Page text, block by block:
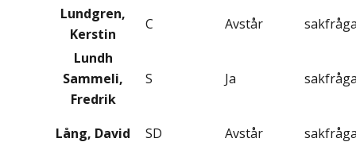
Lundgren,
Kerstin
C Avstår
Lundh
Sammeli,
Fredrik
S Ja
Lång, David SD Avstår